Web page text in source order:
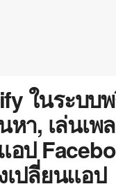
ในระบบ
า, เล่นเพ
ป
เปลี่ยนแอป